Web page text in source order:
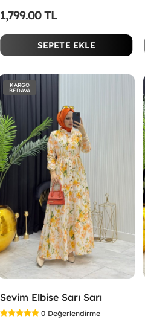
1,799.00 TL
SEPETE EKLE
KARGO
BEDAVA
Sevim Elbise Sarı Sarı
0 Değerlendirme